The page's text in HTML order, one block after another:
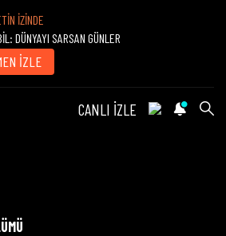
İZİNDE
DÜNYAYI SARSAN GÜNLER
İZLE
CANLI İZLE